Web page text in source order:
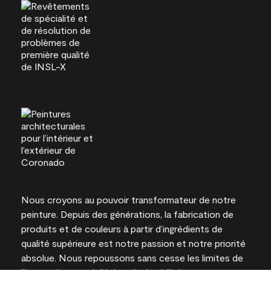
Nous croyons au pouvoir transformateur de notre
peinture. Depuis des générations, la fabrication de
produits et de couleurs à partir d’ingrédients de
qualité supérieure est notre passion et notre priorité
absolue. Nous repoussons sans cesse les limites de
l’innovation et privilégions la durabilité pour